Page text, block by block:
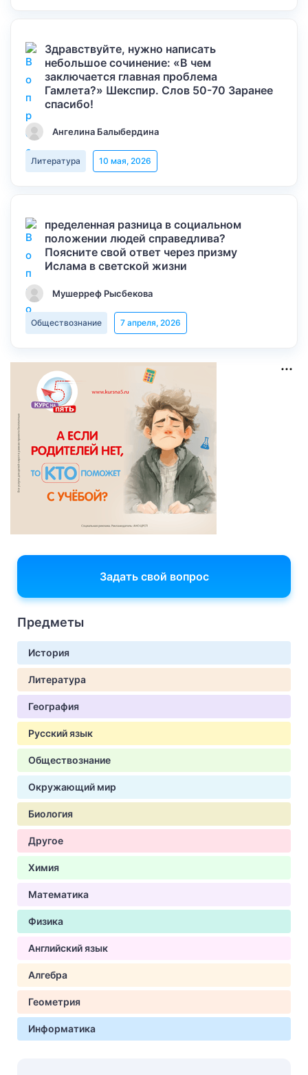
Здравствуйте, нужно написать
небольшое сочинение: «В чем
заключается главная проблема
Гамлета?» Шекспир. Слов 50-70 Заранее
спасибо!
Ангелина Балыбердина
Литература 10 мая, 2026
пределенная разница в социальном
положении людей справедлива?
Поясните свой ответ через призму
Ислама в светской жизни
Мушерреф Рысбекова
Обществознание 7 апреля, 2026
Задать свой вопрос
Предметы
История
Литература
География
Русский язык
Обществознание
Окружающий мир
Биология
Другое
Химия
Математика
Физика
Английский язык
Алгебра
Геометрия
Информатика